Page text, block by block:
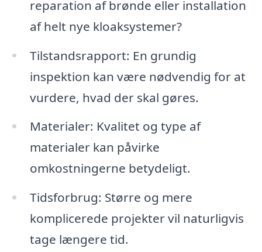
reparation af brønde eller installation
af helt nye kloaksystemer?
Tilstandsrapport: En grundig
inspektion kan være nødvendig for at
vurdere, hvad der skal gøres.
Materialer: Kvalitet og type af
materialer kan påvirke
omkostningerne betydeligt.
Tidsforbrug: Større og mere
komplicerede projekter vil naturligvis
tage længere tid.